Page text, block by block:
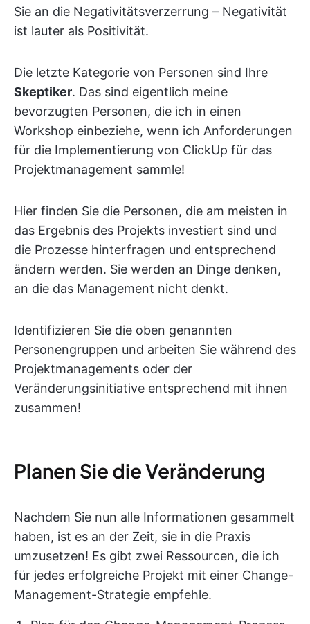
Sie an die Negativitätsverzerrung – Negativität
ist lauter als Positivität.
Die letzte Kategorie von Personen sind Ihre
Skeptiker. Das sind eigentlich meine
bevorzugten Personen, die ich in einen
Workshop einbeziehe, wenn ich Anforderungen
für die Implementierung von ClickUp für das
Projektmanagement sammle!
Hier finden Sie die Personen, die am meisten in
das Ergebnis des Projekts investiert sind und
die Prozesse hinterfragen und entsprechend
ändern werden. Sie werden an Dinge denken,
an die das Management nicht denkt.
Identifizieren Sie die oben genannten
Personengruppen und arbeiten Sie während des
Projektmanagements oder der
Veränderungsinitiative entsprechend mit ihnen
zusammen!
Planen Sie die Veränderung
Nachdem Sie nun alle Informationen gesammelt
haben, ist es an der Zeit, sie in die Praxis
umzusetzen! Es gibt zwei Ressourcen, die ich
für jedes erfolgreiche Projekt mit einer Change-
Management-Strategie empfehle.